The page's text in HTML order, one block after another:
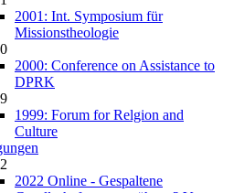
2001: Int. Symposium für
Missionstheologie
2000: Conference on Assistance to
DPRK
1999: Forum for Relgion and
Culture
2022 Online - Gespaltene